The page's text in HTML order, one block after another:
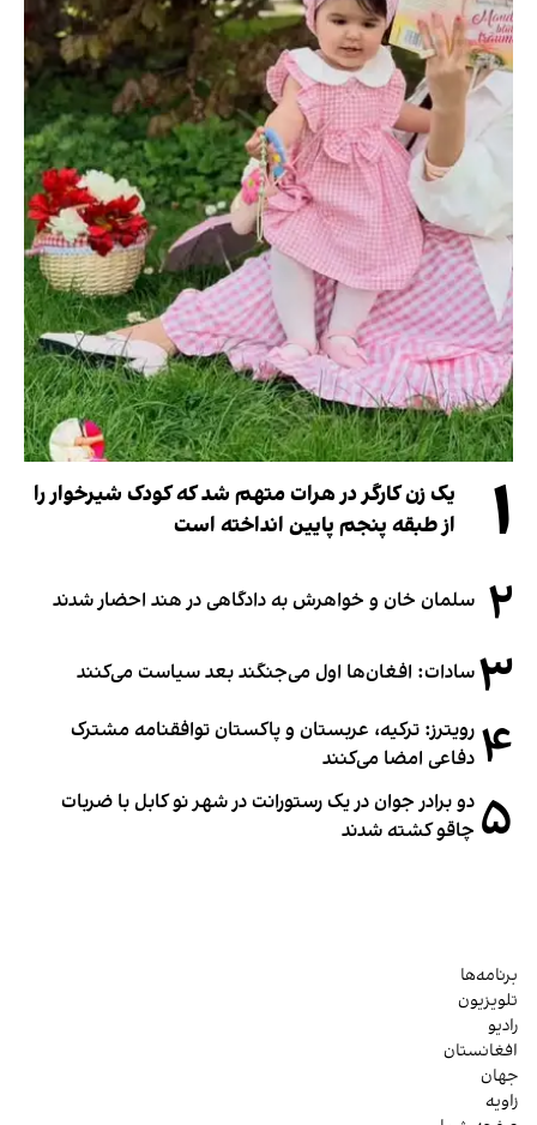
۱
یک زن کارگر در هرات متهم شد که کودک شیرخوار را
از طبقه پنجم پایین انداخته است
۲ سلمان خان و خواهرش به دادگاهی در هند احضار شدند
۳سادات: افغان‌ها اول می‌جنگند بعد سیاست می‌کنند
۴ رویترز: ترکیه، عربستان و پاکستان توافقنامه مشترک
دفاعی امضا می‌کنند
۵ دو برادر جوان در یک رستورانت در شهر نو کابل با ضربات
چاقو کشته شدند
برنامه‌ها
تلویزیون
رادیو
افغانستان
جهان
زاویه